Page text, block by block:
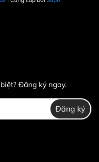
FAPAS.VN
Đăng ký ngay.
Đăng ký